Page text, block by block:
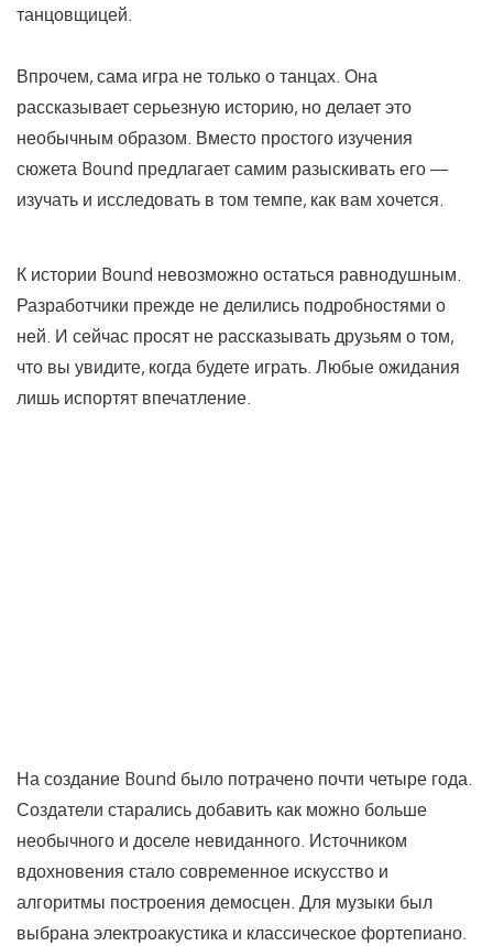
танцовщицей.
Впрочем, сама игра не только о танцах. Она
рассказывает серьезную историю, но делает это
необычным образом. Вместо простого изучения
сюжета Bound предлагает самим разыскивать его —
изучать и исследовать в том темпе, как вам хочется.
К истории Bound невозможно остаться равнодушным.
Разработчики прежде не делились подробностями о
ней. И сейчас просят не рассказывать друзьям о том,
что вы увидите, когда будете играть. Любые ожидания
лишь испортят впечатление.
На создание Bound было потрачено почти четыре года.
Создатели старались добавить как можно больше
необычного и доселе невиданного. Источником
вдохновения стало современное искусство и
алгоритмы построения демосцен. Для музыки был
выбрана электроакустика и классическое фортепиано.